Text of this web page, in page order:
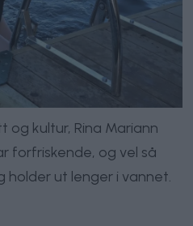
og kultur, Rina Mariann
forfriskende, og vel så
holder ut lenger i vannet.